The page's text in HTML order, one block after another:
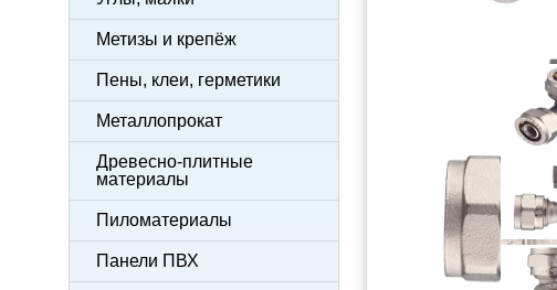
Метизы и крепёж
Пены, клеи, герметики
Металлопрокат
Древесно-плитные
материалы
Пиломатериалы
Панели ПВХ